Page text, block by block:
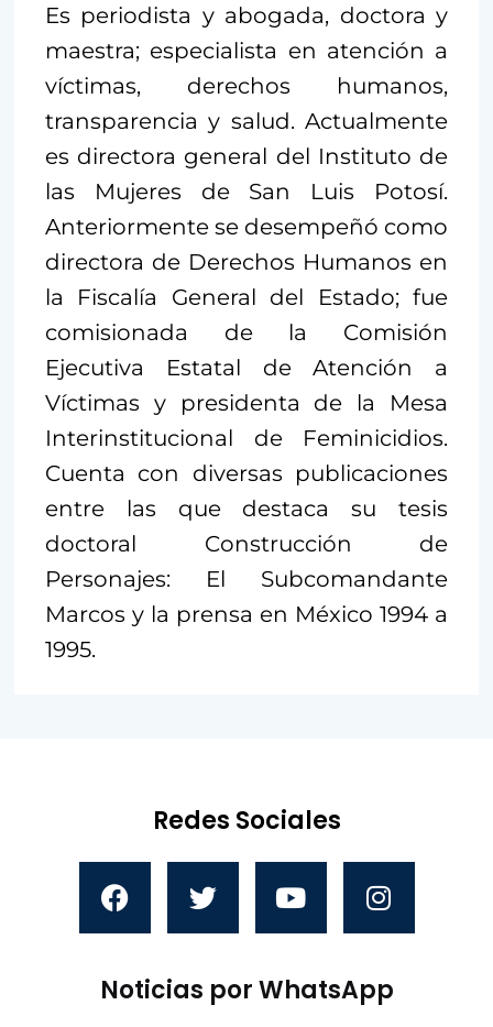
Es periodista y abogada, doctora y
maestra; especialista en atención a
víctimas, derechos humanos,
transparencia y salud. Actualmente
es directora general del Instituto de
las Mujeres de San Luis Potosí.
Anteriormente se desempeñó como
directora de Derechos Humanos en
la Fiscalía General del Estado; fue
comisionada de la Comisión
Ejecutiva Estatal de Atención a
Víctimas y presidenta de la Mesa
Interinstitucional de Feminicidios.
Cuenta con diversas publicaciones
entre las que destaca su tesis
doctoral Construcción de
Personajes: El Subcomandante
Marcos y la prensa en México 1994 a
1995.
Redes Sociales
Noticias por WhatsApp